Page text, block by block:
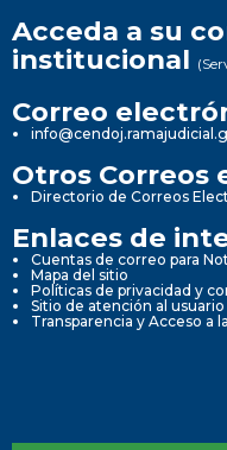
Acceda a su
institucional
Correo
Otros Correos
Directorio de Correos
Enlaces de
Cuentas de correo para
Mapa del sitio
Políticas de privacidad y
Sitio de atención al usuario
Transparencia y Acceso a